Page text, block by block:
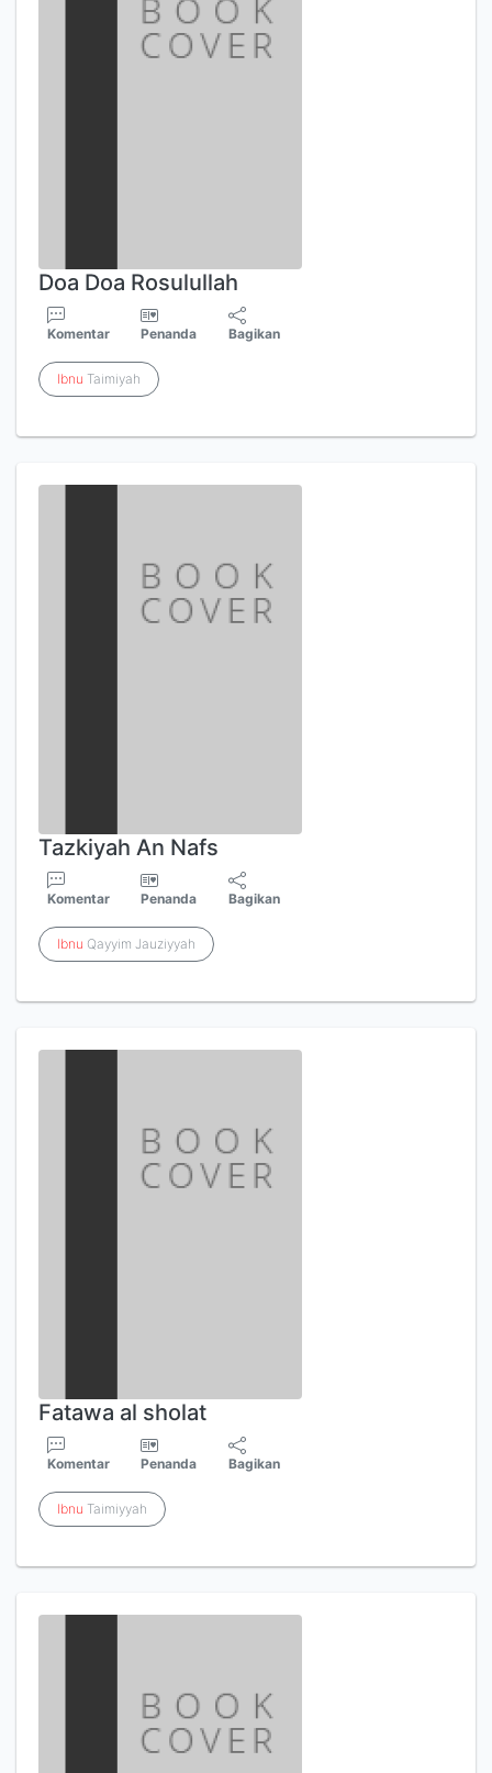
Doa Doa Rosulullah
Komentar Penanda Bagikan
Ibnu Taimiyah
Tazkiyah An Nafs
Komentar Penanda Bagikan
Ibnu Qayyim Jauziyyah
Fatawa al sholat
Komentar Penanda Bagikan
Ibnu Taimiyyah